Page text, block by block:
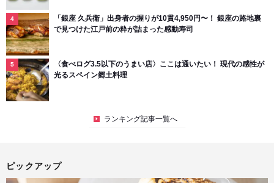
「銀座 久兵衛」出身者の握りが10貫4,950円〜！ 銀座の路地裏
で見つけた江戸前の粋が詰まった感動寿司
〈食べログ3.5以下のうまい店〉ここは通いたい！ 現代の感性が
光るスペイン郷土料理
ランキング記事一覧へ
ピックアップ